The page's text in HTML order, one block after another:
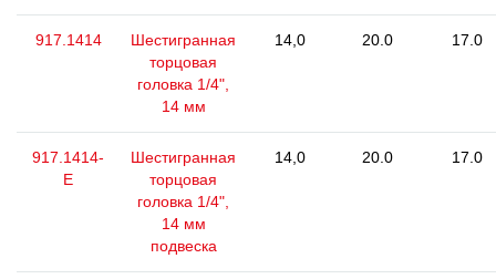
917.1414
Шестигранная
торцовая
головка 1/4",
14 мм
14,0 20.0 17.0
917.1414-
E
Шестигранная
торцовая
головка 1/4",
14 мм
подвеска
14,0 20.0 17.0